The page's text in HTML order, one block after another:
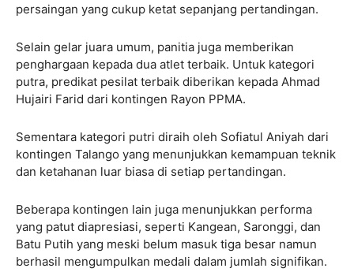
persaingan yang cukup ketat sepanjang pertandingan.
Selain gelar juara umum, panitia juga memberikan
penghargaan kepada dua atlet terbaik. Untuk kategori
putra, predikat pesilat terbaik diberikan kepada Ahmad
Hujairi Farid dari kontingen Rayon PPMA.
Sementara kategori putri diraih oleh Sofiatul Aniyah dari
kontingen Talango yang menunjukkan kemampuan teknik
dan ketahanan luar biasa di setiap pertandingan.
Beberapa kontingen lain juga menunjukkan performa
yang patut diapresiasi, seperti Kangean, Saronggi, dan
Batu Putih yang meski belum masuk tiga besar namun
berhasil mengumpulkan medali dalam jumlah signifikan.